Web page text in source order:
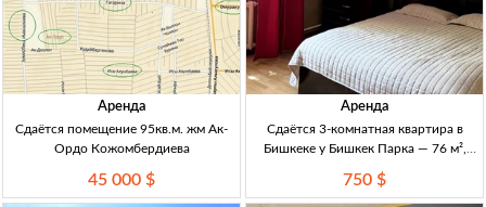
Аренда
Сдаётся помещение 95кв.м. жм Ак-
Ордо Кожомбердиева
45 000 $
Аренда
Сдаётся 3-комнатная квартира в
Бишкеке у Бишкек Парка — 76 м²,
у разд., р-н Бишкек Парка, Манаса/
750 $